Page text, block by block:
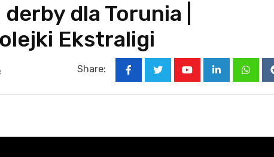
dla Torunia |
Ekstraligi
Share:
LinkedIn